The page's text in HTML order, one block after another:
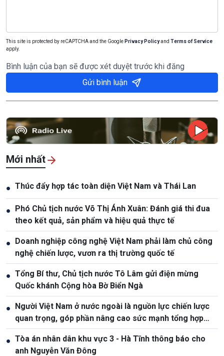
This site is protected by reCAPTCHA and the Google Privacy Policyand Terms of Service
apply.
Bình luận của bạn sẽ được xét duyệt trước khi đăng
Gửi bình luận
Mới nhất
● Thúc đẩy hợp tác toàn diện Việt Nam và Thái Lan
● Phó Chủ tịch nước Võ Thị Ánh Xuân: Đánh giá thi đua
theo kết quả, sản phẩm và hiệu quả thực tế
● Doanh nghiệp công nghệ Việt Nam phải làm chủ công
nghệ chiến lược, vươn ra thị trường quốc tế
● Tổng Bí thư, Chủ tịch nước Tô Lâm gửi điện mừng
Quốc khánh Cộng hòa Bờ Biển Ngà
● Người Việt Nam ở nước ngoài là nguồn lực chiến lược
quan trọng, góp phần nâng cao sức mạnh tổng hợp
quốc gia
● Tòa án nhân dân khu vực 3 - Hà Tĩnh thông báo cho
anh Nguyễn Văn Đông